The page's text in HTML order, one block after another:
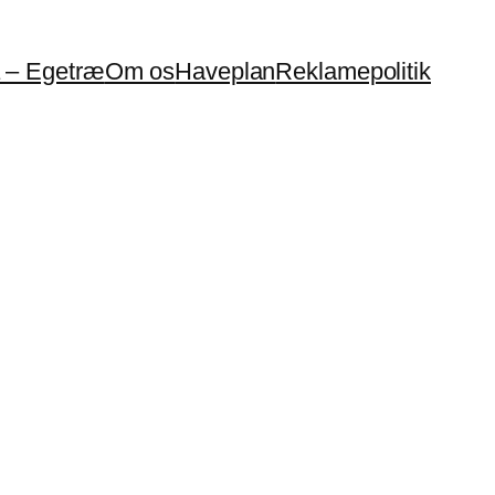
– EgetræOm osHaveplanReklamepolitik